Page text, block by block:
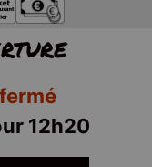
12h20